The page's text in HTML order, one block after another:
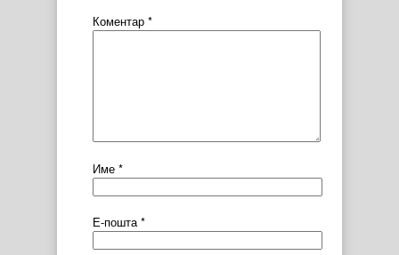
Коментар *
Име *
Е-пошта*